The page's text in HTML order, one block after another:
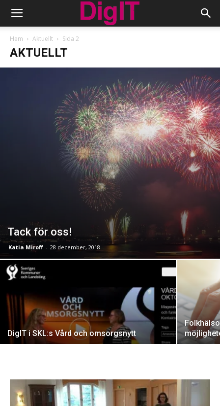
Hem Aktuellt Sida 2
AKTUELLT
Tack för oss!
Katia Miroff - 28 december, 2018
DigIT i SKL:s Vård och omsorgsnytt